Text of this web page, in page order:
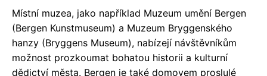
Místní muzea, jako například Muzeum umění Bergen
(Bergen Kunstmuseum) a Muzeum Bryggenského
hanzy (Bryggens Museum), nabízejí návštěvníkům
možnost prozkoumat bohatou historii a kulturní
dědictví města. Bergen je také domovem proslulé